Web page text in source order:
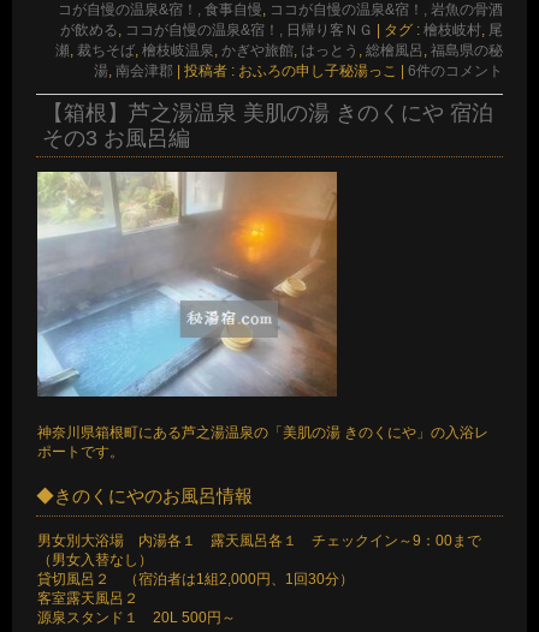
コが自慢の温泉&宿！, 食事自慢, ココが自慢の温泉&宿！, 岩魚の骨酒
が飲める, ココが自慢の温泉&宿！, 日帰り客ＮＧ タグ : 檜枝岐村, 尾
瀬, 裁ちそば, 檜枝岐温泉, かぎや旅館, はっとう , 総檜風呂 , 福島県の秘
湯, 南会津郡 投稿者 : おふろの申し子秘湯っこ 6件のコメント
【箱根】芦之湯温泉 美肌の湯 きのくにや 宿泊
その3 お風呂編
神奈川県箱根町にある芦之湯温泉の「美肌の湯 きのくにや」の入浴レ
ポートです。
◆きのくにやのお風呂情報
男女別大浴場 内湯各１ 露天風呂各１ チェックイン～9：00まで
（男女入替なし）
貸切風呂２ （宿泊者は1組2,000円、1回30分）
客室露天風呂２
源泉スタンド１ 20L 500円～